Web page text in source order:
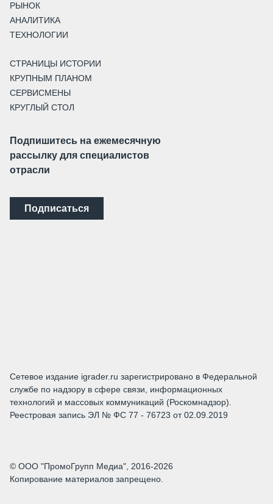
РЫНОК
АНАЛИТИКА
ТЕХНОЛОГИИ
СТРАНИЦЫ ИСТОРИИ
КРУПНЫМ ПЛАНОМ
СЕРВИСМЕНЫ
КРУГЛЫЙ СТОЛ
Подпишитесь на ежемесячную
рассылку для специалистов
отрасли
Подписаться
Сетевое издание igrader.ru зарегистрировано в Федеральной
службе по надзору в сфере связи, информационных
технологий и массовых коммуникаций (Роскомнадзор).
Реестровая запись ЭЛ № ФС 77 - 76723 от 02.09.2019
© ООО "ПромоГрупп Медиа", 2016-2026
Копирование материалов запрещено.